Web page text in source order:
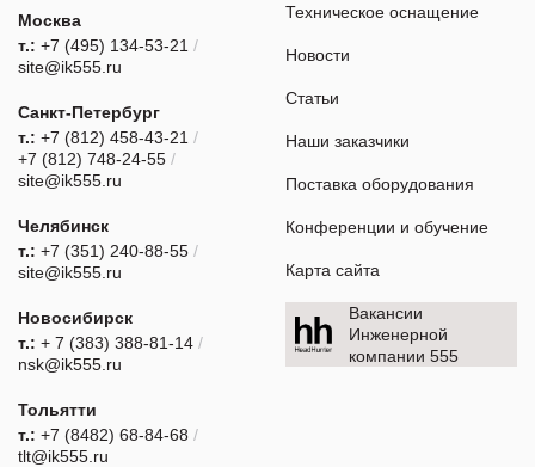
Москва
т.: +7 (495) 134-53-21 /
site@ik555.ru
Санкт-Петербург
т.: +7 (812) 458-43-21 /
+7 (812) 748-24-55 /
site@ik555.ru
Челябинск
т.: +7 (351) 240-88-55 /
site@ik555.ru
Новосибирск
т.: + 7 (383) 388-81-14 /
nsk@ik555.ru
Тольятти
т.: +7 (8482) 68-84-68 /
tlt@ik555.ru
Техническое оснащение
Новости
Статьи
Наши заказчики
Поставка оборудования
Конференции и обучение
Карта сайта
Вакансии
Инженерной
компании 555